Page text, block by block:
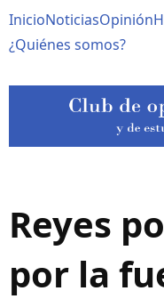
al
contenido
Navegación
principal
InicioNoticiasOpinión
¿Quiénes somos?
Reyes
por la